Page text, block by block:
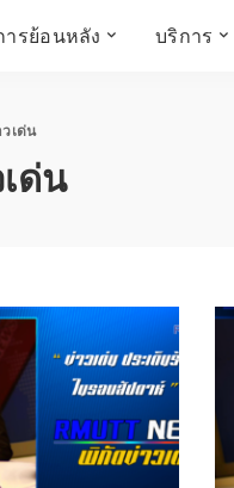
ารย้อนหลัง
าระ
บริการ
นา
เด่น
ด่น